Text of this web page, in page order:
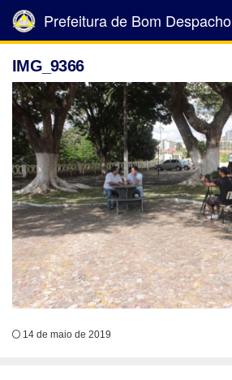
Prefeitura de Bom Despacho
IMG_9366
14 de maio de 2019